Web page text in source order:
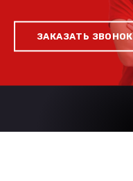
ЗАКАЗАТЬ ЗВОНОК